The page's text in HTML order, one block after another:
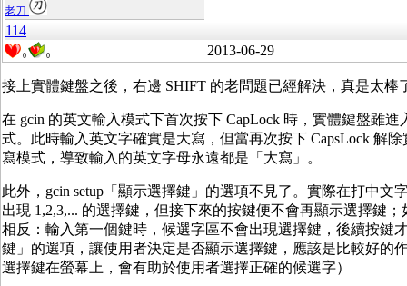
老刀
114
0 0 2013-06-29
接上實體鍵盤之後，右邊 SHIFT 的老問題已經解決，真是太棒
在 gcin 的英文輸入模式下首次按下 CapLock 時，實體鍵盤雖
式。此時輸入英文字確實是大寫，但當再次按下 CapsLock 解
寫模式，導致輸入的英文字母永遠都是「大寫」。
此外，gcin setup「顯示選擇鍵」的選項不見了。實際在打中
出現 1,2,3,... 的選擇鍵，但接下來的按鍵便不會再顯示選擇鍵
相反：輸入第一個鍵時，候選字區不會出現選擇鍵，後續按鍵
鍵」的選項，讓使用者決定是否顯示選擇鍵，應該是比較好的
選擇鍵在螢幕上，會有助於使用者選擇正確的候選字）